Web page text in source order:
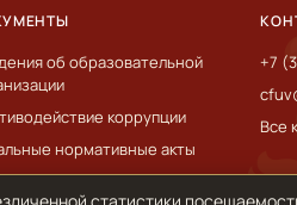
об образовательной
коррупции
нормативные акты
+7
Все